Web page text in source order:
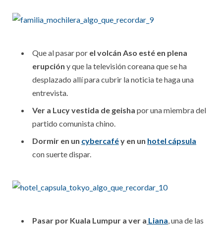
Que al pasar por el volcán Aso esté en plena
erupción y que la televisión coreana que se ha
desplazado allí para cubrir la noticia te haga una
entrevista.
Ver a Lucy vestida de geisha por una miembra del
partido comunista chino.
Dormir en un cybercaféy en un hotel cápsula
con suerte dispar.
Pasar por Kuala Lumpur a ver a Liana,una de las